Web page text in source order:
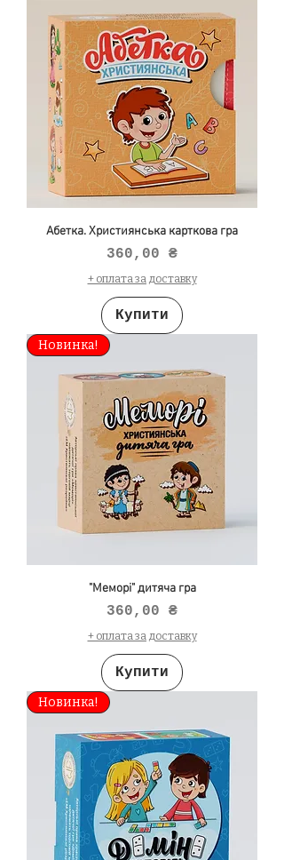
Абетка. Християнська карткова гра
Ціна
360,00 ₴
+ оплата за доставку
Купити
Новинка!
"Меморі" дитяча гра
Ціна
360,00 ₴
+ оплата за доставку
Купити
Новинка!